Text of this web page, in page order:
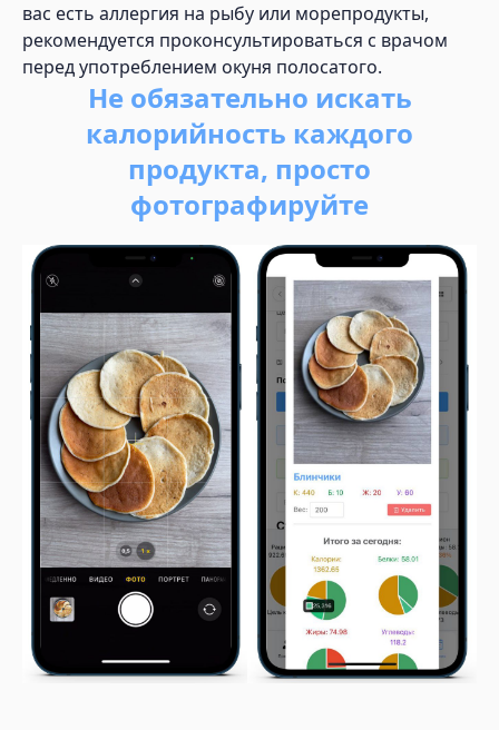
вас есть аллергия на рыбу или морепродукты,
рекомендуется проконсультироваться с врачом
перед употреблением окуня полосатого.
Не обязательно искать
калорийность каждого
продукта, просто
фотографируйте